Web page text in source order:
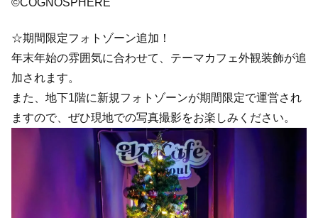
☆期間限定フォトゾーン追加！
年末年始の雰囲気に合わせて、テーマカフェ外観装飾が追
加されます。
また、地下1階に新規フォトゾーンが期間限定で運営され
ますので、ぜひ現地での写真撮影をお楽しみください。